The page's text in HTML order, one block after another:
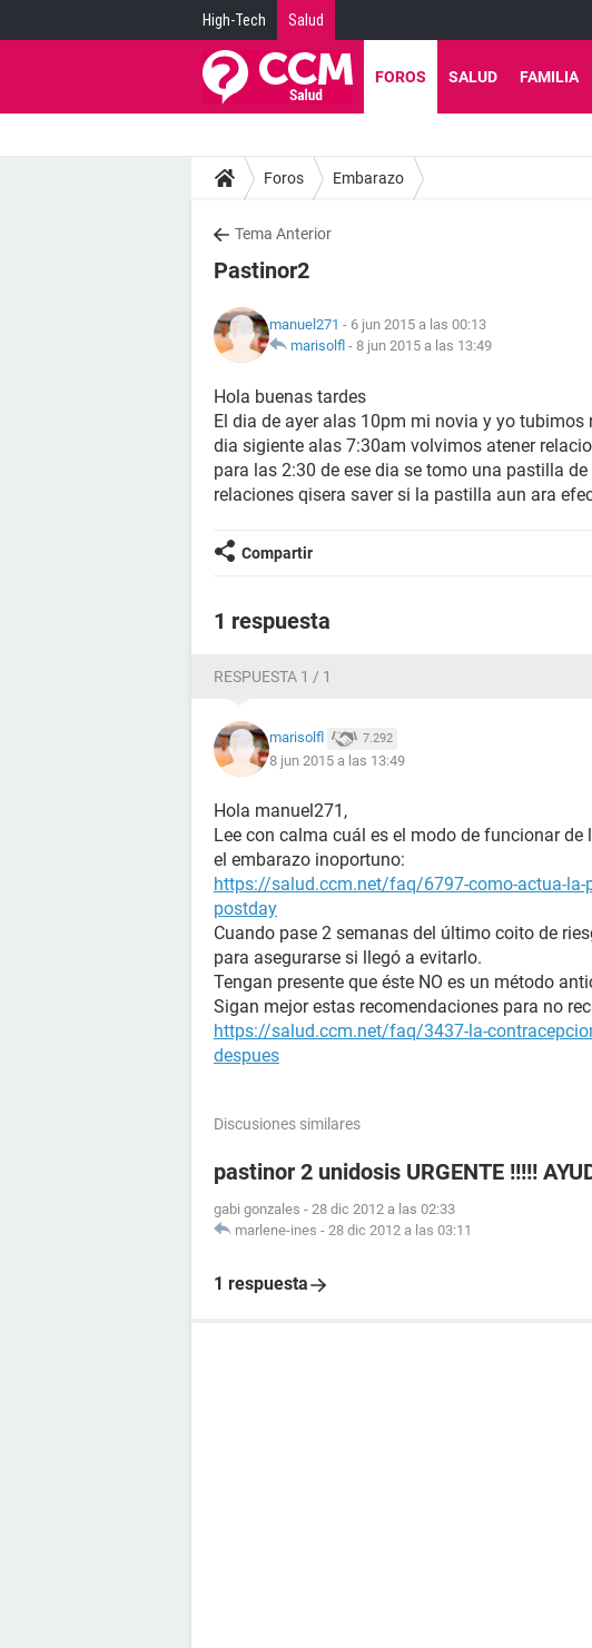
High-Tech Salud
FOROS SALUD FAMILIA
Foros Embarazo
Tema Anterior
Pastinor2
manuel271 - 6 jun 2015 a las 00:13
marisolfl - 8 jun 2015 a las 13:49
Hola buenas tardes
El dia de ayer alas 10pm mi novia y yo tubimos
dia sigiente alas 7:30am volvimos atener
para las 2:30 de ese dia se tomo una pastilla
relaciones qisera saver si la pastilla aun ara
Compartir
1 respuesta
RESPUESTA 1 / 1
marisolfl 7.292
8 jun 2015 a las 13:49
Hola manuel271,
Lee con calma cuál es el modo de funcionar
el embarazo inoportuno:
https://salud.ccm.net/faq/6797-como-actua-la-
postday
Cuando pase 2 semanas del último coito de
para asegurarse si llegó a evitarlo.
Tengan presente que éste NO es un método
Sigan mejor estas recomendaciones para no
https://salud.ccm.net/faq/3437-la-
despues
Discusiones similares
pastinor 2 unidosis URGENTE !!!!!
gabi gonzales - 28 dic 2012 a las 02:33
marlene-ines - 28 dic 2012 a las 03:11
1 respuesta